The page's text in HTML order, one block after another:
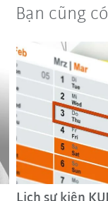
Bạn cũng
Lịch sự kiện